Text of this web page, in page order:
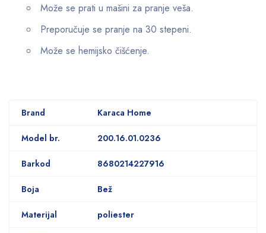
Može se prati u mašini za pranje veša.
Preporučuje se pranje na 30 stepeni.
Može se hemijsko čišćenje.
Brand Karaca Home
Model br. 200.16.01.0236
Barkod 8680214227916
Boja Bež
Materijal poliester